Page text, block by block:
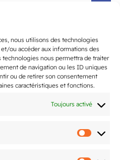
nous utilisons des technologies
ou accéder aux informations des
technologies nous permettra de traiter
de navigation ou les ID uniques
ou de retirer son consentement
caractéristiques et fonctions.
Toujours activé